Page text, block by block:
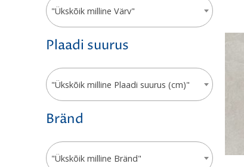
"Ükskõik milline Värv"
Plaadi suurus
"Ükskõik milline Plaadi suurus (cm)"
Bränd
"Ükskõik milline Bränd"